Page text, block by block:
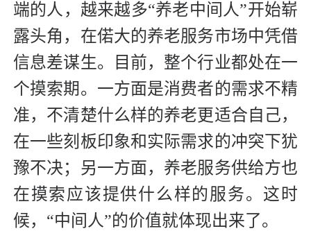
端的人，越来越多“养老中间人”开始崭
露头角，在偌大的养老服务市场中凭借
信息差谋生。目前，整个行业都处在一
个摸索期。一方面是消费者的需求不精
准，不清楚什么样的养老更适合自己，
在一些刻板印象和实际需求的冲突下犹
豫不决；另一方面，养老服务供给方也
在摸索应该提供什么样的服务。这时
候，“中间人”的价值就体现出来了。